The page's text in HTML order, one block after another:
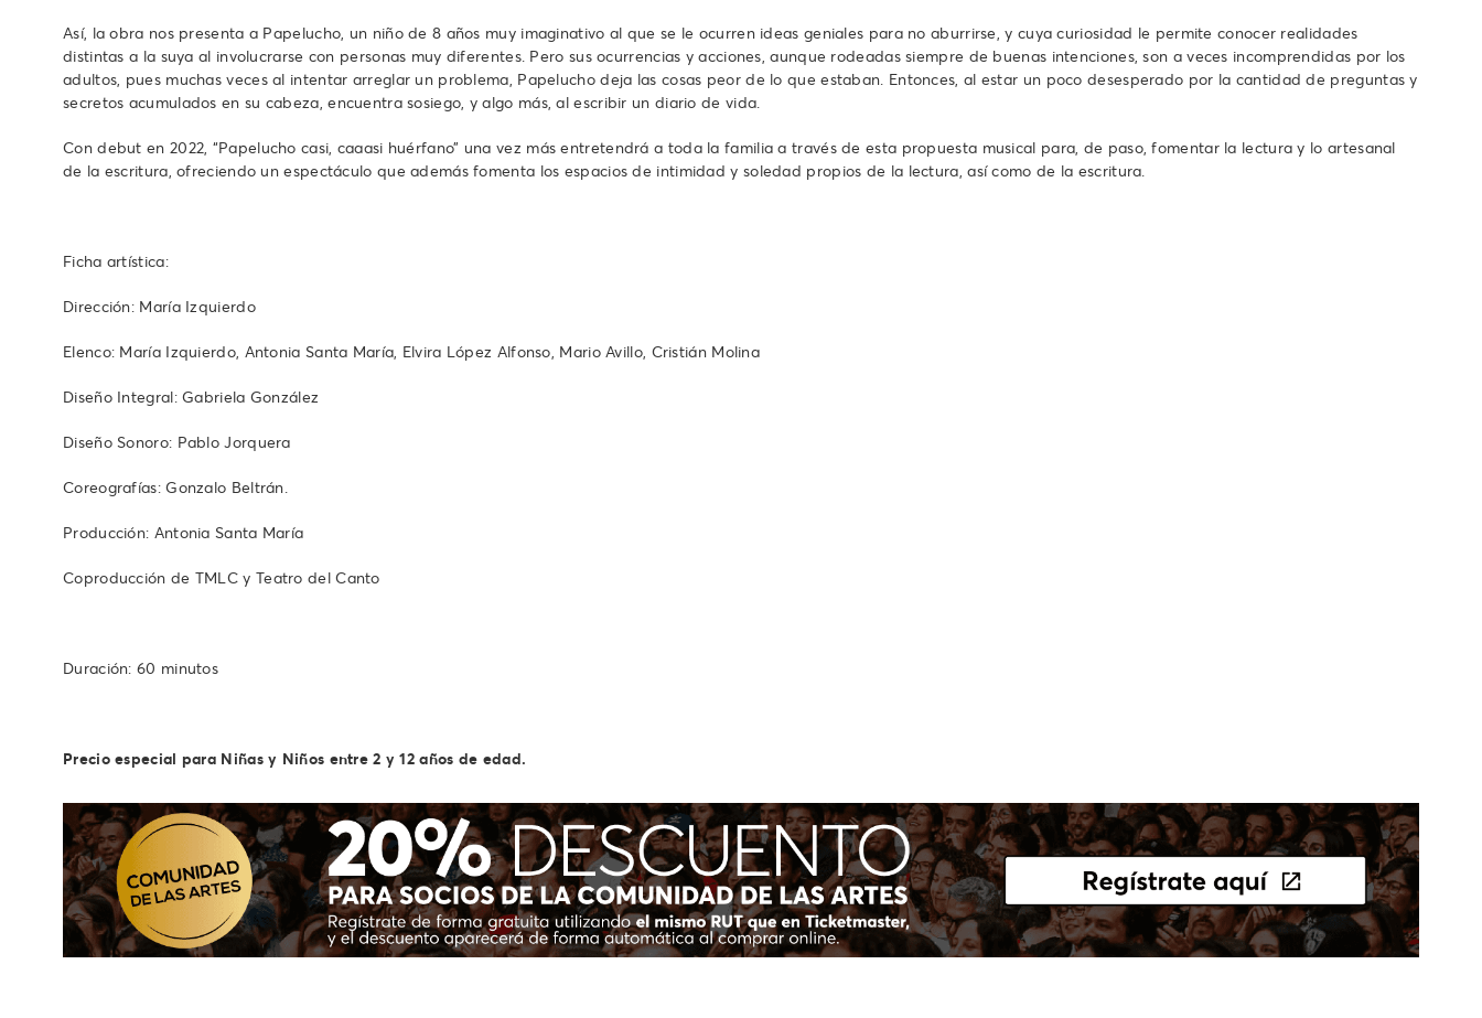
Así, la obra nos presenta a Papelucho, un niño de 8 años muy imaginativo al que se le ocurren ideas geniales para no aburrirse, y cuya curiosidad le permite conocer realidades
distintas a la suya al involucrarse con personas muy diferentes. Pero sus ocurrencias y acciones, aunque rodeadas siempre de buenas intenciones, son a veces incomprendidas por los
adultos, pues muchas veces al intentar arreglar un problema, Papelucho deja las cosas peor de lo que estaban. Entonces, al estar un poco desesperado por la cantidad de preguntas y
secretos acumulados en su cabeza, encuentra sosiego, y algo más, al escribir un diario de vida.
Con debut en 2022, “Papelucho casi, caaasi huérfano” una vez más entretendrá a toda la familia a través de esta propuesta musical para, de paso, fomentar la lectura y lo artesanal
de la escritura, ofreciendo un espectáculo que además fomenta los espacios de intimidad y soledad propios de la lectura, así como de la escritura.
Ficha artística:
Dirección: María Izquierdo
Elenco: María Izquierdo, Antonia Santa María, Elvira López Alfonso, Mario Avillo, Cristián Molina
Diseño Integral: Gabriela González
Diseño Sonoro: Pablo Jorquera
Coreografías: Gonzalo Beltrán.
Producción: Antonia Santa María
Coproducción de TMLC y Teatro del Canto
Duración: 60 minutos
Precio especial para Niñas y Niños entre 2 y 12 años de edad.